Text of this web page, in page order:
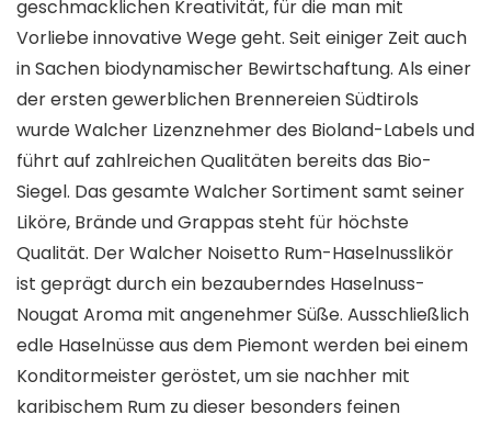
geschmacklichen Kreativität, für die man mit
Vorliebe innovative Wege geht. Seit einiger Zeit auch
in Sachen biodynamischer Bewirtschaftung. Als einer
der ersten gewerblichen Brennereien Südtirols
wurde Walcher Lizenznehmer des Bioland-Labels und
führt auf zahlreichen Qualitäten bereits das Bio-
Siegel. Das gesamte Walcher Sortiment samt seiner
Liköre, Brände und Grappas steht für höchste
Qualität. Der Walcher Noisetto Rum-Haselnusslikör
ist geprägt durch ein bezauberndes Haselnuss-
Nougat Aroma mit angenehmer Süße. Ausschließlich
edle Haselnüsse aus dem Piemont werden bei einem
Konditormeister geröstet, um sie nachher mit
karibischem Rum zu dieser besonders feinen